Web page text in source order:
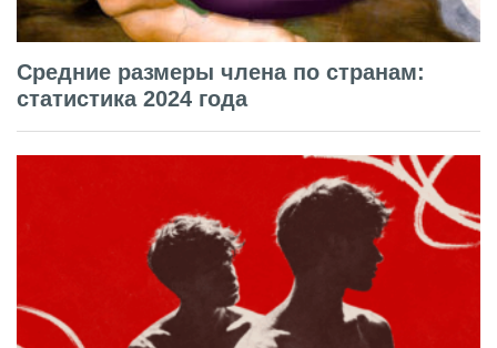
Средние размеры члена по странам:
статистика 2024 года